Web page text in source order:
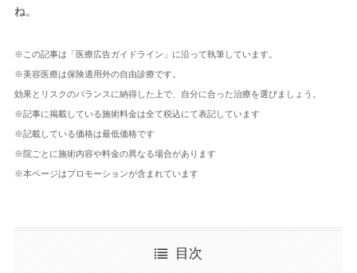
ね。
※この記事は「医療広告ガイドライン」に沿って執筆しています。
※美容医療は保険適用外の自由診療です。
効果とリスクのバランスに納得した上で、自分に合った治療を選びましょう。
※記事に掲載している施術料金は全て税込にて表記しています
※記載している価格は最低価格です
※院ごとに施術内容や料金の異なる場合があります
※本ページはプロモーションが含まれています
目次